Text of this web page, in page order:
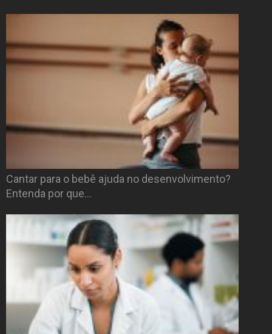
Cantar para o bebê ajuda no desenvolvimento?
Entenda por que…